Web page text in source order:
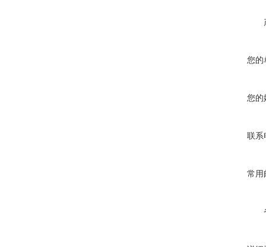
您的
您的
联系
常用